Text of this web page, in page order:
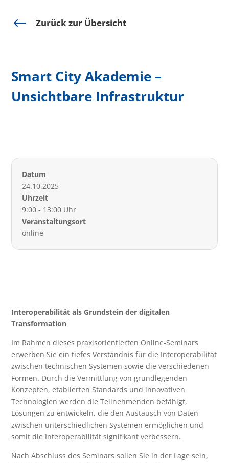
# Zurück zur Übersicht
Smart City Akademie –
Unsichtbare Infrastruktur
Datum
24.10.2025
Uhrzeit
9:00 - 13:00 Uhr
Veranstaltungsort
online
Interoperabilität als Grundstein der digitalen
Transformation
Im Rahmen dieses praxisorientierten Online-Seminars
erwerben Sie ein tiefes Verständnis für die Interoperabilität
zwischen technischen Systemen sowie die verschiedenen
Formen. Durch die Vermittlung von grundlegenden
Konzepten, etablierten Standards und innovativen
Technologien werden die Teilnehmenden befähigt,
Lösungen zu entwickeln, die den Austausch von Daten
zwischen unterschiedlichen Systemen ermöglichen und
somit die Interoperabilität signifikant verbessern.
Nach Abschluss des Seminars sollen Sie in der Lage sein,